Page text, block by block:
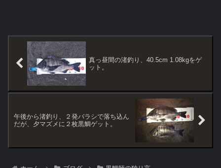
真っ昼間の渚釣り、40.5cm 1.08kgをゲ
ット。
午後から渚釣り、２発バラシで落ち込ん
だが、夕マズメに２枚黒鯛ゲット。